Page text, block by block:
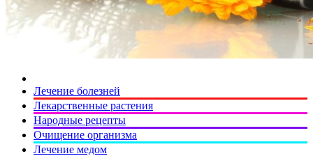
Лечение болезней
Лекарственные растения
Народные рецепты
Очищение организма
Лечение медом